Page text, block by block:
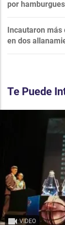
por
Incautaron
en dos
Te Puede
VIDEO